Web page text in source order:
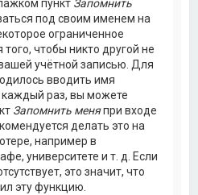
пункт Запомнить
под своим именем на
ограниченное
чтобы никто другой не
учётной записью. Для
вводить имя
каждый раз, вы можете
Запомнить меняпри входе
делать это на
например в
университете и т. д. Если
это значит, что
эту функцию.